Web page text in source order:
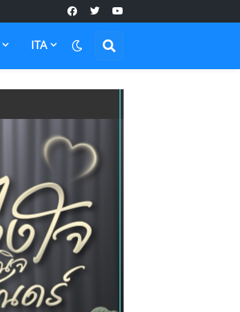
ITA